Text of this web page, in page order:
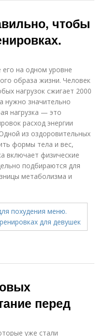
чтобы
на одном уровне
образа жизни. Человек
нагрузок сжигает 2000
нужно значительно
нагрузка — это
расход энергии
из оздоровительных
формы тела и вес,
включает физические
подбираются для
метаболизма и
перед
уже стали